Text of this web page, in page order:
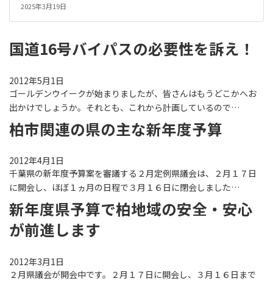
2025年3月19日
国道16号バイパスの必要性を訴え！
2012年5月1日
ゴールデンウイークが始まりましたが、皆さんはもうどこかへお
出かけでしょうか。それとも、これから計画しているので…
柏市関連の県の主な新年度予算
2012年4月1日
千葉県の新年度予算案を審議する２月定例県議会は、２月１７日
に開会し、ほぼ１ヵ月の日程で３月１６日に閉会しました…
新年度県予算で柏地域の安全・安心
が前進します
2012年3月1日
２月県議会が開会中です。２月１７日に開会し、３月１６日まで